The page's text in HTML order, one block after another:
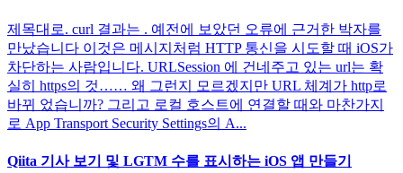
제목대로. curl 결과는 . 예전에 보았던 오류에 근거한 박자를
만났습니다 이것은 메시지처럼 HTTP 통신을 시도할 때 iOS가
차단하는 사람입니다. URLSession 에 건네주고 있는 url는 확
실히 https의 것…… 왜 그런지 모르겠지만 URL 체계가 http로
바뀌 었습니까? 그리고 로컬 호스트에 연결할 때와 마찬가지
로 App Transport Security Settings의 A...
Qiita 기사 보기 및 LGTM 수를 표시하는 iOS 앱 만들기